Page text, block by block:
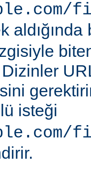
aldığında
isteği